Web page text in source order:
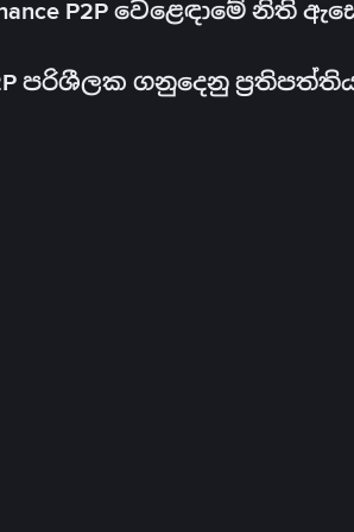
P2P වෙළෙඳාමේ නිති
පරිශීලක ගනුදෙනු